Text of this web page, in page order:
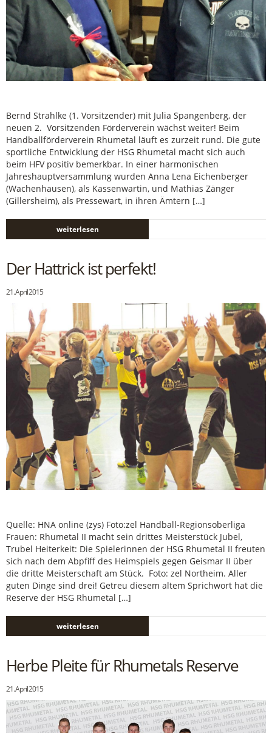
Bernd Strahlke (1. Vorsitzender) mit Julia Spangenberg, der
neuen 2. Vorsitzenden Förderverein wächst weiter! Beim
Handballförderverein Rhumetal läuft es zurzeit rund. Die gute
sportliche Entwicklung der HSG Rhumetal macht sich auch
beim HFV positiv bemerkbar. In einer harmonischen
Jahreshauptversammlung wurden Anna Lena Eichenberger
(Wachenhausen), als Kassenwartin, und Mathias Zänger
(Gillersheim), als Pressewart, in ihren Ämtern […]
weiterlesen
Der Hattrick ist perfekt!
21. April 2015
Quelle: HNA online (zys) Foto:zel Handball-Regionsoberliga
Frauen: Rhumetal II macht sein drittes Meisterstück Jubel,
Trubel Heiterkeit: Die Spielerinnen der HSG Rhumetal II freuten
sich nach dem Abpfiff des Heimspiels gegen Geismar II über
die dritte Meisterschaft am Stück. Foto: zel Northeim. Aller
guten Dinge sind drei! Getreu diesem altem Sprichwort hat die
Reserve der HSG Rhumetal […]
weiterlesen
Herbe Pleite für Rhumetals Reserve
21. April 2015